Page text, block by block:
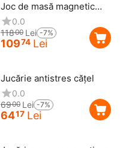
Joc de masă magnetic
„Dame”
0.0
10974 Lei
11800 Lei -7%
Jucărie antistres cățel
0.0
6417 Lei
6900 Lei -7%